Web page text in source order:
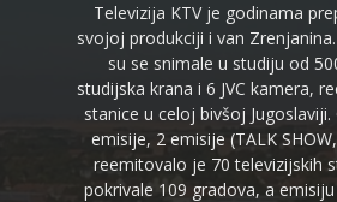
Televizija KTV je godinama
svojoj produkciji i van
su se snimale u studiju od
studijska krana i 6 JVC kamera,
stanice u celoj bivšoj Jugoslaviji.
emisije, 2 emisije (TALK
reemitovalo je 70 televizijskih
pokrivale 109 gradova, a emisiju